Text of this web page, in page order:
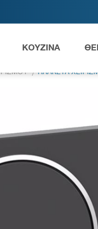
ΚΟΥΖΙΝΑ
ΠΛΑΚΕΤΑ